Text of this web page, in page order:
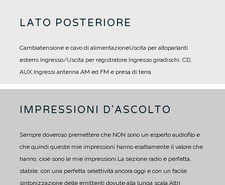
LATO POSTERIORE
Cambiatensione e cavo di alimentazioneUscita per altoparlanti
esterni.Ingresso/Uscita per registratore.Ingresso giradischi, CD,
AUX.Ingressi antenna AM ed FM e presa di terra.
IMPRESSIONI D'ASCOLTO
Sempre doveroso premettere che NON sono un esperto audiofilo e
che quindi queste mie impressioni hanno esattamente il valore che
hanno, cioè sono le mie impressioni.La sezione radio è perfetta,
stabile, con una perfetta selettività ancora oggi e con un facile
sintonizzazione delle emittenti dovute alla lunga scala.Altri